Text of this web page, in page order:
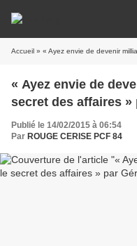
Accueil » « Ayez envie de devenir
« Ayez envie de
secret des affaires »
Publié le 14/02/2015 à 06:54
Par ROUGE CERISE PCF 84